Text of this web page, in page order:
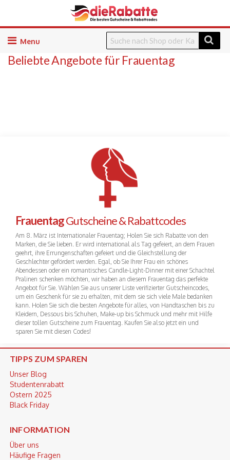
Skip
content
FrauentagGutscheine & Rabattcodes
Am 8. März ist Internationaler Frauentag; Holen Sie sich Rabatte von den
Marken, die Sie lieben. Er wird international als Tag gefeiert, an dem Frauen
geehrt, ihre Errungenschaften gefeiert und die Gleichstellung der
Geschlechter gefördert werden. Egal, ob Sie Ihrer Frau ein schönes
Abendessen oder ein romantisches Candle-Light-Dinner mit einer Schachtel
Pralinen schenken möchten, wir haben an diesem Frauentag das perfekte
Angebot für Sie. Wählen Sie aus unserer Liste verifizierter Gutscheincodes,
um ein Geschenk für sie zu erhalten, mit dem sie sich viele Male bedanken
kann. Holen Sie sich die besten Angebote für alles, von Handtaschen bis zu
Kleidern, Dessous bis Schuhen, Make-up bis Schmuck und mehr mit Hilfe
dieser tollen Gutscheine zum Frauentag. Kaufen Sie also jetzt ein und
sparen Sie mit diesen Codes!
Beliebte Angebote für Frauentag
TIPPS ZUM SPAREN
Unser Blog
Studentenrabatt
Ostern 2025
Black Friday
INFORMATION
Über uns
Häufige Fragen